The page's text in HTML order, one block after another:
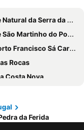
Do Ribeiro-Turismo Rural
S. Luis - Valada
- Apartamento Mariana
da Serra da Estrela
Martinho do Porto
Francisco Sá Carneiro
Rocas
Costa Nova
Park
Buarcosda Ferida